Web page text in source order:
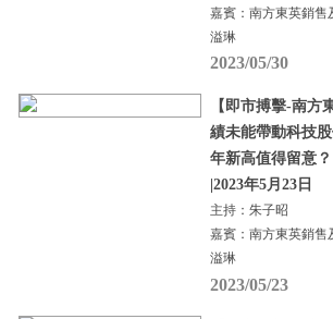
嘉賓：南方東英銷售
溢琳
2023/05/30
【即市搏擊-南方
績未能帶動科技
年新高值得留意
|2023年5月23日
主持：朱子昭
嘉賓：南方東英銷售
溢琳
2023/05/23